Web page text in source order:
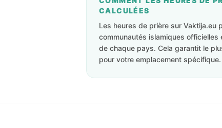
CALCULÉES
Les heures de prière sur Vaktija.eu
communautés islamiques
de chaque pays. Cela garantit le
pour votre emplacement spécifique.